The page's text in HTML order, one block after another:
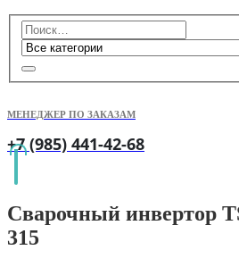
МЕНЕДЖЕР ПО ЗАКАЗАМ
+7 (985) 441-42-68
Сварочный инвертор
315